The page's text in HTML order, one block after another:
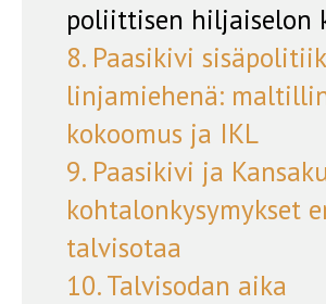
poliittisen hiljaiselon
8. Paasikivi
linjamiehenä:
kokoomus ja IKL
9. Paasikivi ja
kohtalonkysymykset
talvisotaa
10. Talvisodan aika